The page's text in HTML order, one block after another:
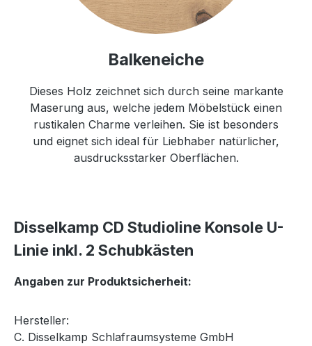
Balkeneiche
Dieses Holz zeichnet sich durch seine markante
Maserung aus, welche jedem Möbelstück einen
rustikalen Charme verleihen. Sie ist besonders
und eignet sich ideal für Liebhaber natürlicher,
ausdrucksstarker Oberflächen.
Disselkamp CD Studioline Konsole U-
Linie inkl. 2 Schubkästen
Angaben zur Produktsicherheit:
Hersteller:
C. Disselkamp Schlafraumsysteme GmbH